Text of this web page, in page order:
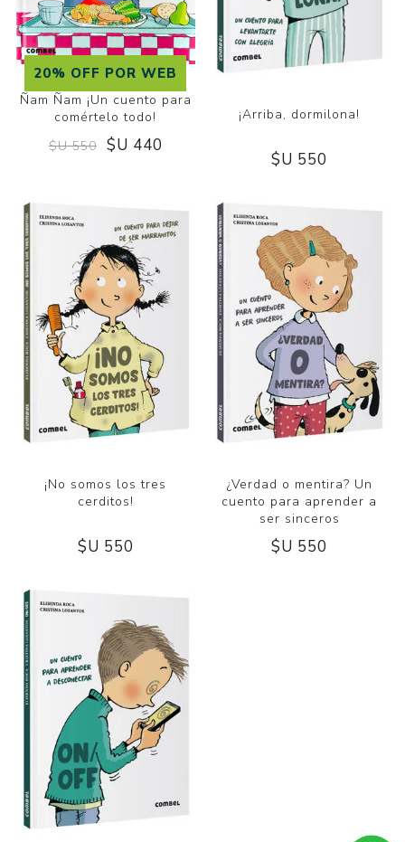
20% OFF POR WEB
Ñam Ñam ¡Un cuento para
comértelo todo!
$U 550 $U 440
¡Arriba, dormilona!
$U 550
¡No somos los tres
cerditos!
$U 550
¿Verdad o mentira? Un
cuento para aprender a
ser sinceros
$U 550